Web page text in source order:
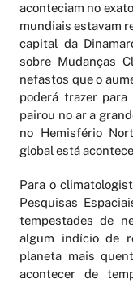
aconteciam no
mundiais estavam
capital da
sobre Mudanças
nefastos que o
poderá trazer para
pairou no ar a
no Hemisfério
global está
Para o
Pesquisas
tempestades de
algum indício de
planeta mais
acontecer de